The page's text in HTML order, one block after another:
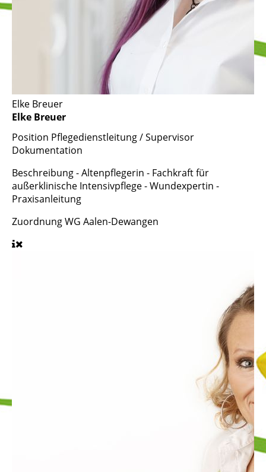
Elke Breuer
Elke Breuer
Position Pflegedienstleitung / Supervisor
Dokumentation
Beschreibung- Altenpflegerin - Fachkraft für
außerklinische Intensivpflege - Wundexpertin -
Praxisanleitung
ZuordnungWG Aalen-Dewangen